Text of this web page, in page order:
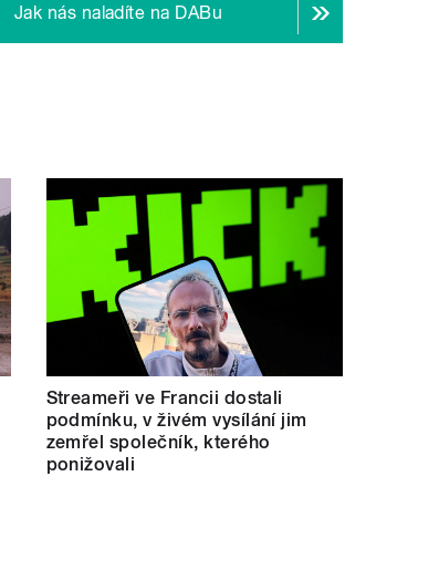
Jak nás naladíte na DABu
Streameři ve Francii dostali
podmínku, v živém vysílání jim
zemřel společník, kterého
ponižovali